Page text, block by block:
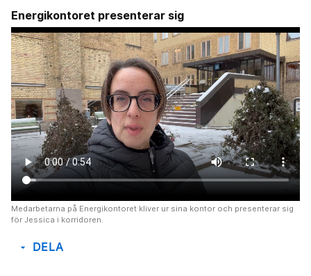
Energikontoret presenterar sig
Medarbetarna på Energikontoret kliver ur sina kontor och presenterar sig
för Jessica i korridoren.
arrow_drop_down DELA